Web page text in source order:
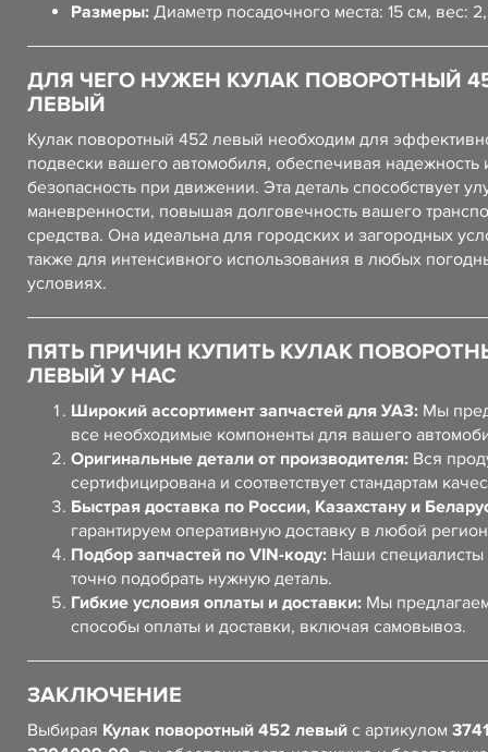
Размеры: Диаметр посадочного места: 15 см, вес:
ДЛЯ ЧЕГО НУЖЕН КУЛАК ПОВОРОТНЫЙ
ЛЕВЫЙ
Кулак поворотный 452 левый необходим для
подвески вашего автомобиля, обеспечивая надежность
безопасность при движении. Эта деталь способствует
маневренности, повышая долговечность вашего
средства. Она идеальна для городских и загородных
также для интенсивного использования в любых
условиях.
ПЯТЬ ПРИЧИН КУПИТЬ КУЛАК
ЛЕВЫЙ У НАС
Широкий ассортимент запчастей для УАЗ: Мы
все необходимые компоненты для вашего
Оригинальные детали от производителя: Вся
сертифицирована и соответствует стандартам
Быстрая доставка по России, Казахстану и
гарантируем оперативную доставку в любой
Подбор запчастей по VIN-коду: Наши специалисты
точно подобрать нужную деталь.
Гибкие условия оплаты и доставки: Мы
способы оплаты и доставки, включая самовывоз.
ЗАКЛЮЧЕНИЕ
Выбирая Кулак поворотный 452 левый с артикулом